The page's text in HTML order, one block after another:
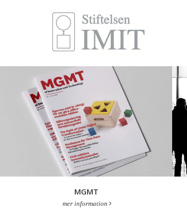
MGMT
mer information